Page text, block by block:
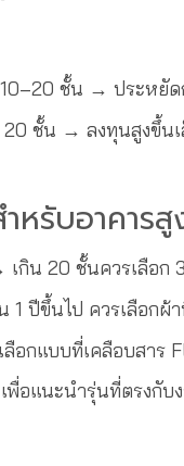
ชั้น → ประหยั
20 ชั้น → ลงทุนสูงขึ้
หรับอาคารสู
กิน 20 ชั้นควรเลือก
1 ปีขึ้นไป ควรเลือก
อกแบบที่เคลือบสาร
อแนะนำรุ่นที่ตรงกับ